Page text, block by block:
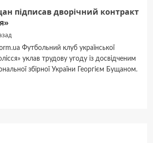
підписав дворічний контракт
Футбольний клуб української
уклав трудову угоду із досвідченим
збірної України Георгієм Бущаном.